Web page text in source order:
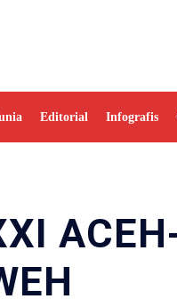
Editorial Infografis